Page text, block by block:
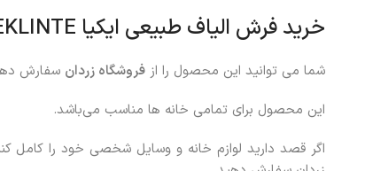
خرید فرش الیاف طبیعی ایکیا STARREKLINTE
شما می توانید این محصول را از فروشگاه زردان سفارش
این محصول برای تمامی خانه ها مناسب می‌باشد.
اگر قصد دارید لوازم خانه و وسایل شخصی خود را کامل